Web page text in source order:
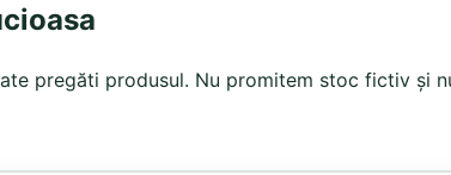
pregăti produsul. Nu promitem stoc fictiv și